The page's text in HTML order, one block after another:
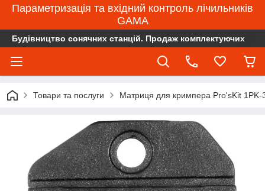
Параметризація та вхідний контроль лічильників
GAMA
Будівництво сонячних станцій. Продаж комплектуючих
Товари та послуги Матриця для кримпера Pro'sKit 1PK-